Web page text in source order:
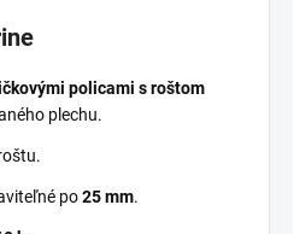
policami s roštom
plechu.
po25 mm.